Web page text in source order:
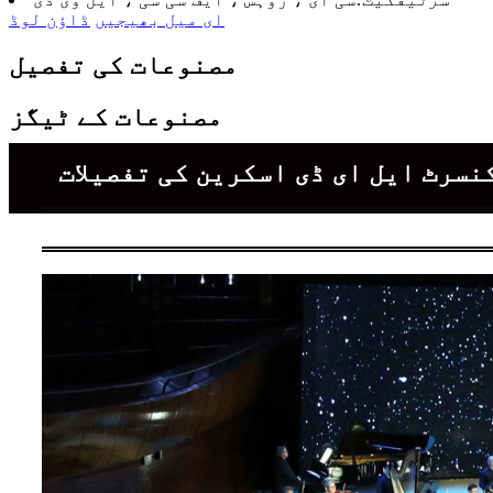
ای میل بھیجیں ڈاؤن لوڈ
مصنوعات کی تفصیل
مصنوعات کے ٹیگز
ایل ای ڈی اسکرین کی تفصیلات